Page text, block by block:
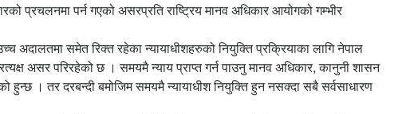
प्रचलनमा पर्न गएको असरप्रति राष्ट्रिय मानव अधिकार आयोगको गम्भीर
अदालतमा समेत रिक्त रहेका न्यायाधीशहरुको नियुक्ति प्रक्रियाका लागि नेपाल
असर परिरहेको छ । समयमै न्याय प्राप्त गर्न पाउनु मानव अधिकार, कानुनी शासन
हुन्छ । तर दरबन्दी बमोजिम समयमै न्यायाधीश नियुक्ति हुन नसक्दा सबै सर्वसाधारण